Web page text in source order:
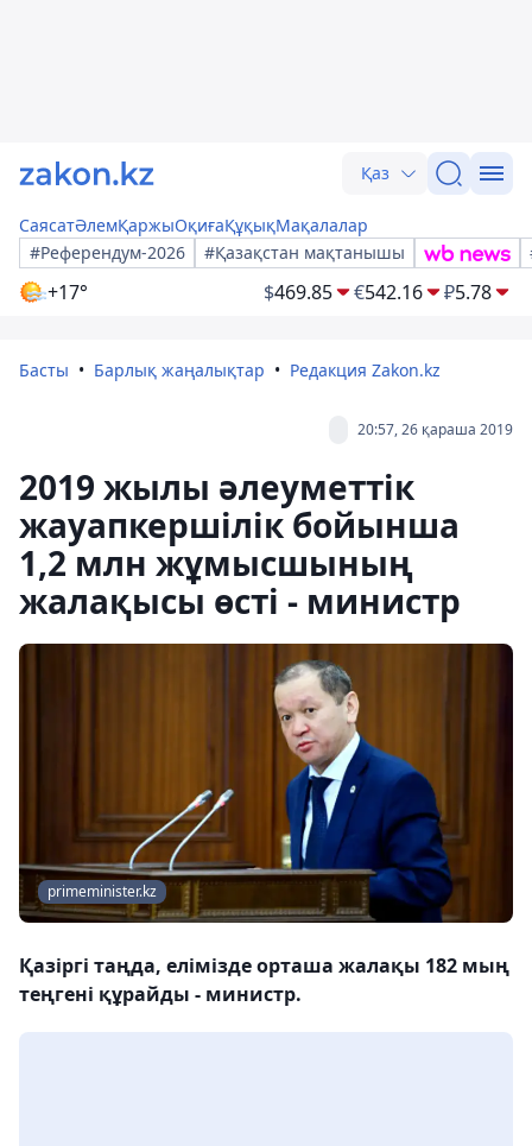
Қаз
СаясатӘлемҚаржыОқиғаҚұқықМақалалар
#Референдум-2026
#Қазақстан мақтанышы
+17° $469.85 €542.16 ₽5.78
Басты Барлық жаңалықтар Редакция Zakon.kz
20:57, 26 қараша 2019
2019 жылы әлеуметтік
жауапкершілік бойынша
1,2 млн жұмысшының
жалақысы өсті - министр
primeminister.kz
Қазіргі таңда, елімізде орташа жалақы 182 мың
теңгені құрайды - министр.